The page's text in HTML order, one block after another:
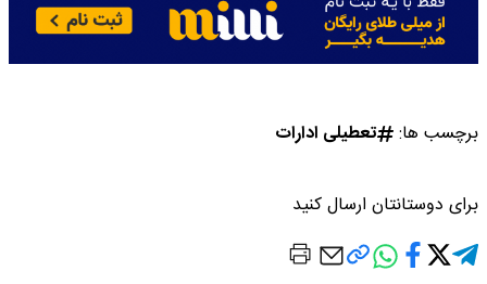
برچسب ها: تعطیلی ادارات
برای دوستانتان ارسال کنید